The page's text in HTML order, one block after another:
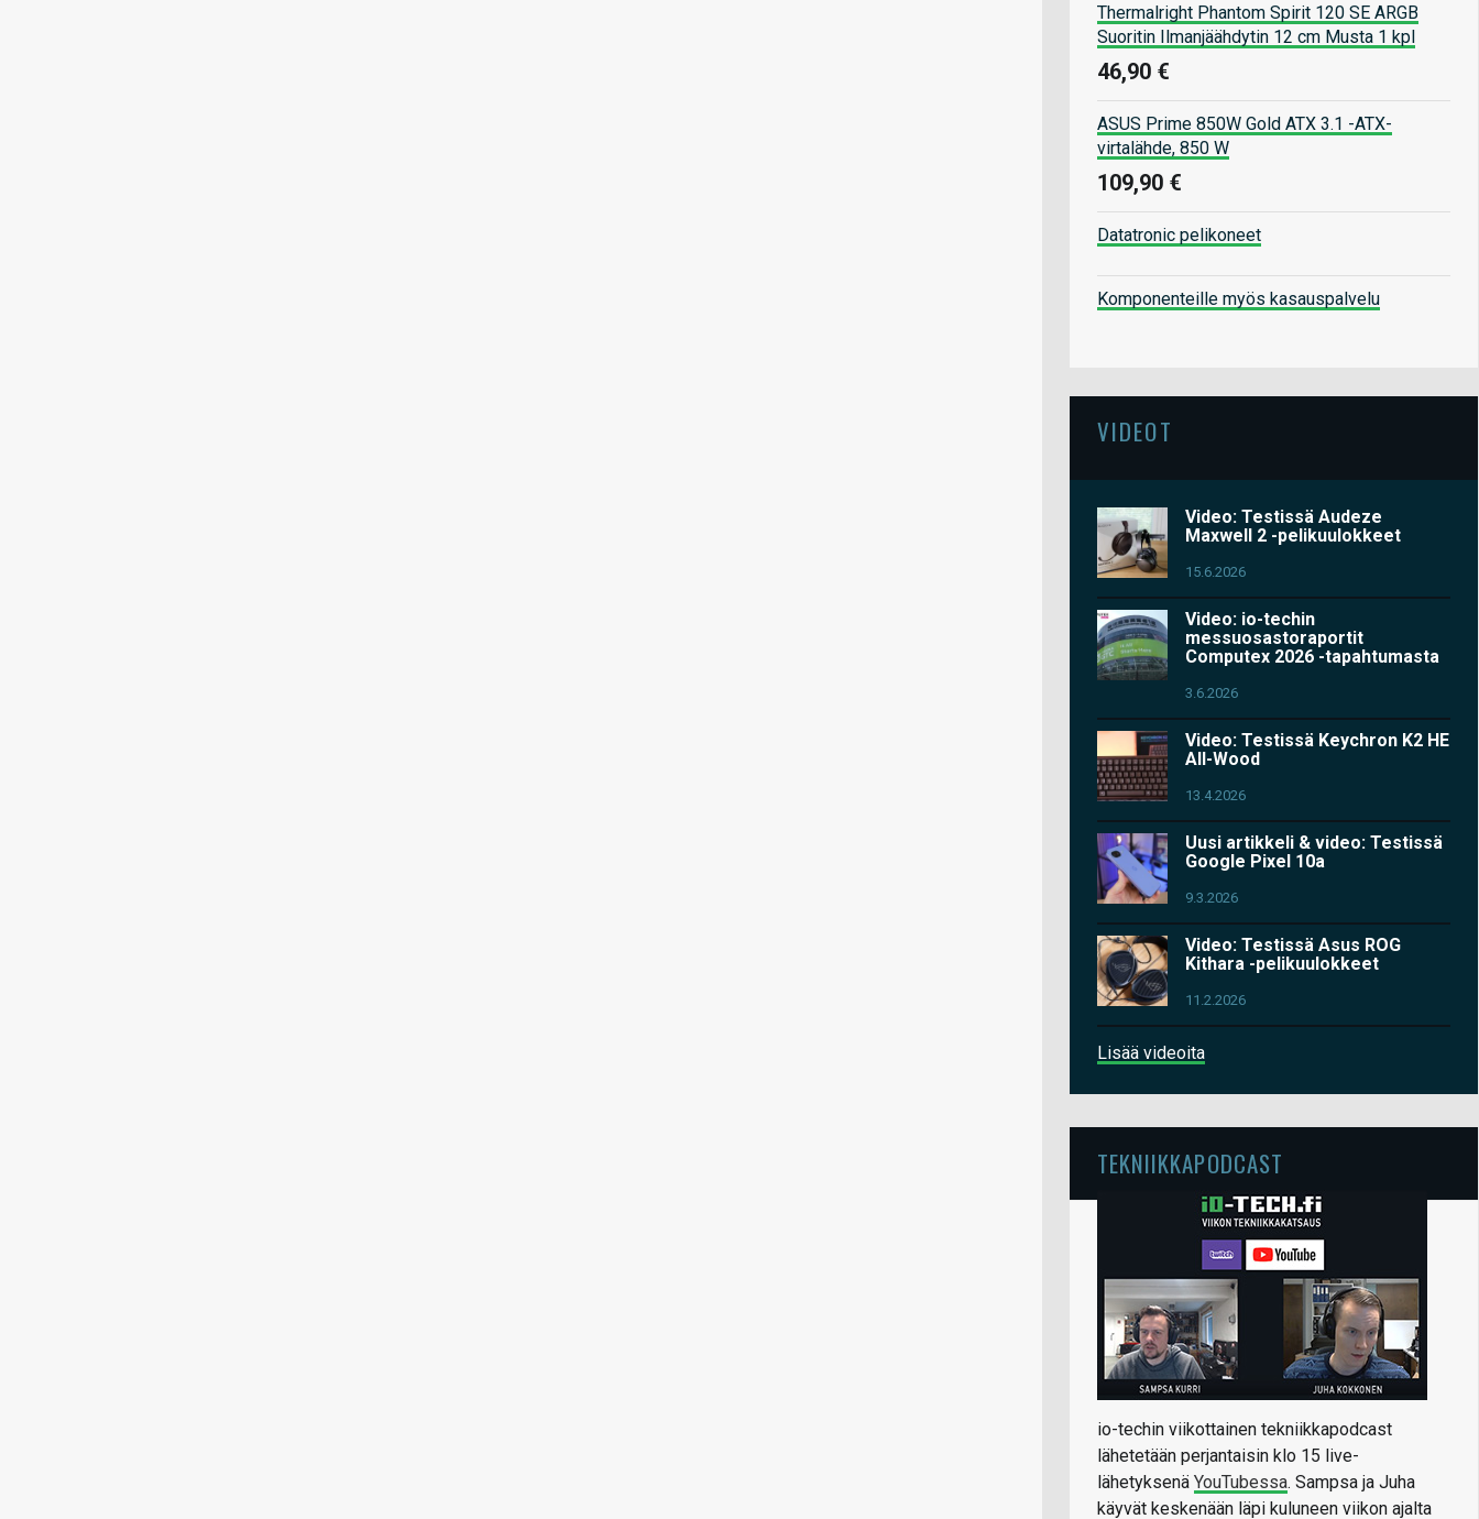
Thermalright Phantom Spirit 120 SE ARGB
Suoritin Ilmanjäähdytin 12 cm Musta 1 kpl
46,90 €
ASUS Prime 850W Gold ATX 3.1 -ATX-
virtalähde, 850 W
109,90 €
Datatronic pelikoneet
Komponenteille myös kasauspalvelu
VIDEOT
Video: Testissä Audeze
Maxwell 2 -pelikuulokkeet
15.6.2026
Video: io-techin
messuosastoraportit
Computex 2026 -tapahtumasta
3.6.2026
Video: Testissä Keychron K2 HE
All-Wood
13.4.2026
Uusi artikkeli & video: Testissä
Google Pixel 10a
9.3.2026
Video: Testissä Asus ROG
Kithara -pelikuulokkeet
11.2.2026
Lisää videoita
TEKNIIKKAPODCAST
io-techin viikottainen tekniikkapodcast
lähetetään perjantaisin klo 15 live-
lähetyksenä YouTubessa. Sampsa ja Juha
käyvät keskenään läpi kuluneen viikon ajalta